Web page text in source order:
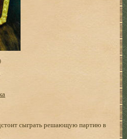
сыграть решающую партию в